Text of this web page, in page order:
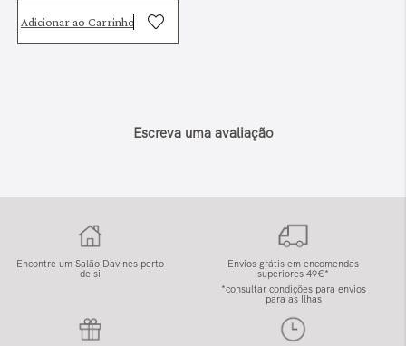
Adicionar ao Carrinho
Escreva uma avaliação
Encontre um Salão Davines perto
de si
Envios grátis em encomendas
superiores 49€*
*consultar condições para envios
para as Ilhas